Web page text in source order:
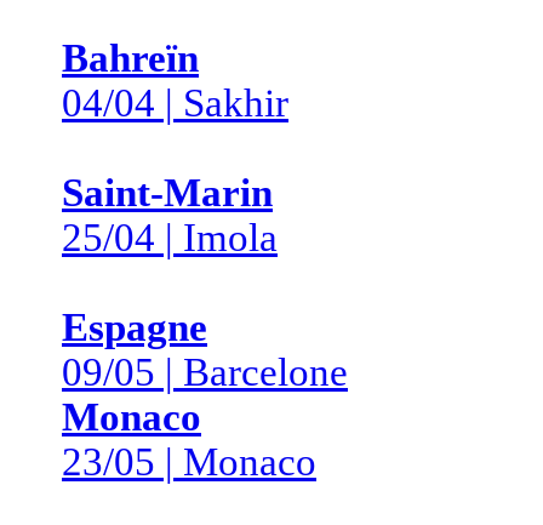
Bahreïn
04/04 | Sakhir
Saint-Marin
25/04 | Imola
Espagne
09/05 | Barcelone
Monaco
23/05 | Monaco